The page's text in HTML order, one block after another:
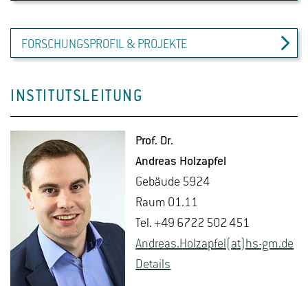
FORSCHUNGSPROFIL & PROJEKTE
INSTITUTSLEITUNG
Prof. Dr.
An­dre­as Holz­ap­fel
Ge­bäu­de 5924
Raum 01.11
Tel. +49 6722 502 451
An­dre­as.Holz­ap­fel(at)hs-​gm.​de
De­tails